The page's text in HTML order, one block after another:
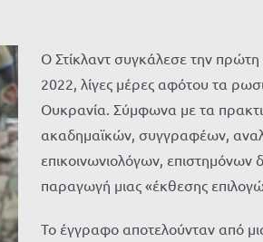
Ο Στίκλαντ συγκάλεσε την
2022, λίγες μέρες αφότου τα
Ουκρανία. Σύμφωνα με τα
ακαδημαϊκών, συγγραφέων,
επικοινωνιολόγων, επιστημόνων
παραγωγή μιας «έκθεσης
Το έγγραφο αποτελούνταν από